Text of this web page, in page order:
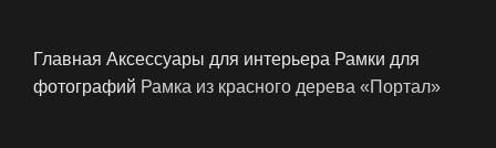
Главная Аксессуары для интерьера Рамки для
фотографий Рамка из красного дерева «Портал»